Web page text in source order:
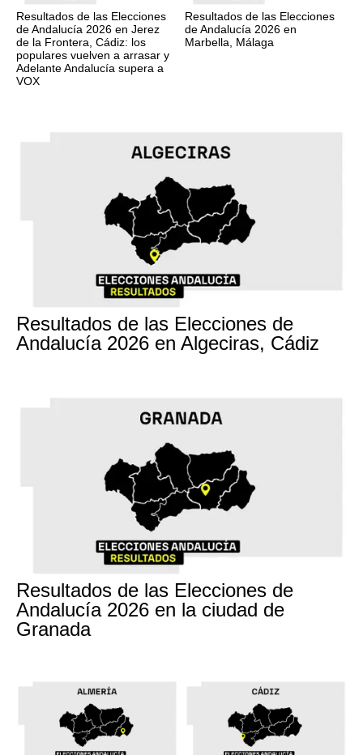
Resultados de las Elecciones
de Andalucía 2026 en Jerez
de la Frontera, Cádiz: los
populares vuelven a arrasar y
Adelante Andalucía supera a
VOX
Resultados de las Elecciones
de Andalucía 2026 en
Marbella, Málaga
Resultados de las Elecciones de
Andalucía 2026 en Algeciras, Cádiz
Resultados de las Elecciones de
Andalucía 2026 en la ciudad de
Granada